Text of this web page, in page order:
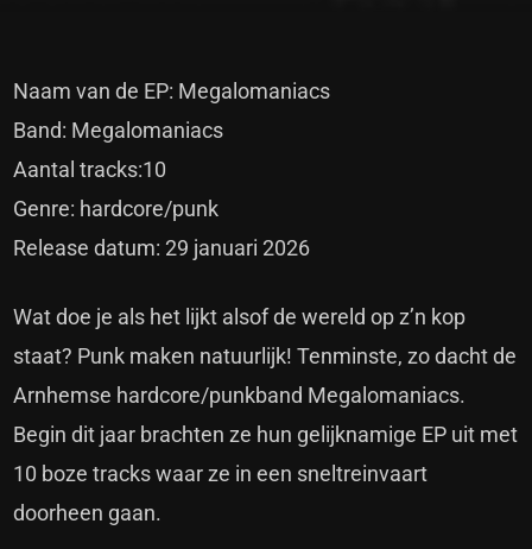
Naam van de EP: Megalomaniacs
Band: Megalomaniacs
Aantal tracks:10
Genre: hardcore/punk
Release datum: 29 januari 2026
Wat doe je als het lijkt alsof de wereld op z’n kop
staat? Punk maken natuurlijk! Tenminste, zo dacht de
Arnhemse hardcore/punkband Megalomaniacs.
Begin dit jaar brachten ze hun gelijknamige EP uit met
10 boze tracks waar ze in een sneltreinvaart
doorheen gaan.